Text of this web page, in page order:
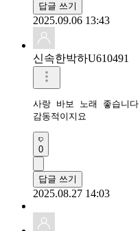
답글 쓰기
2025.09.06 13:43
신속한박하U610491
사랑 바보 노래 좋습니다
감동적이지요
0
답글 쓰기
2025.08.27 14:03